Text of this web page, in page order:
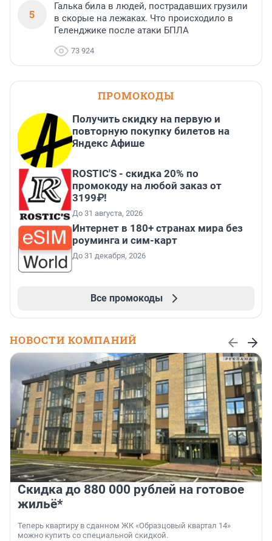
5
Галька била в людей, пострадавших грузили
в скорые на лежаках. Что происходило в
Геленджике после атаки БПЛА
73 924
ПРОМОКОДЫ
Получить скидку на первую и
повторную покупку билетов на
Яндекс Афише
ROSTIC'S - скидка 20% по
промокоду на любой заказ от
3199₽!
До 31 августа, 2026
Интернет в 180+ странах мира без
роуминга и сим-карт
До 31 декабря, 2026
Все промокоды
НОВОСТИ КОМПАНИЙ
Скидка до 880 000 рублей на готовое
жильё*
Теперь квартиру в сданном ЖК «Образцовый квартал 14»
можно купить со специальной скидкой.